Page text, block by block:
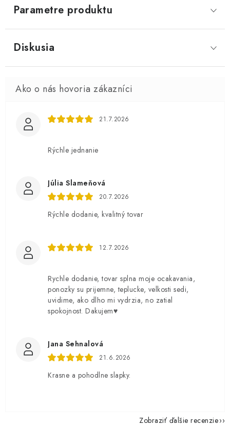
Parametre produktu
Diskusia
21.7.2026
Rýchle jednanie
Júlia Slameňová
20.7.2026
Rýchle dodanie, kvalitný tovar
12.7.2026
Rychle dodanie, tovar splna moje ocakavania,
ponozky su prijemne, teplucke, velkosti sedi,
uvidime, ako dlho mi vydrzia, no zatial
spokojnost. Dakujem♥️
Jana Sehnalová
21.6.2026
Krasne a pohodlne slapky.
Zobraziť ďalšie recenzie